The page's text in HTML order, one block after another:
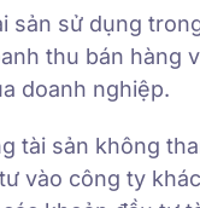
sản sử dụng
thu bán hàng
doanh nghiệp.
tài sản không
vào công ty